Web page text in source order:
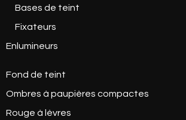
Bases de teint
Fixateurs
Enlumineurs
Fond de teint
Ombres à paupières compactes
Rouge à lèvres